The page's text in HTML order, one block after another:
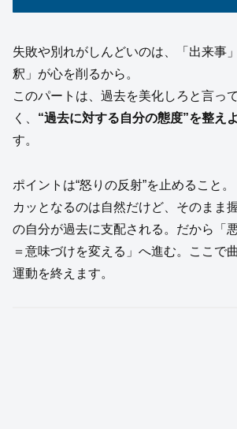
失敗や別れがしんどいのは、「出来事
釈」が心を削るから。
このパートは、過去を美化しろと言っ
く、 “過去に対する自分の態度”を整え
す。
ポイントは“怒りの反射”を止めること。
カッとなるのは自然だけど、そのまま
の自分が過去に支配される。だから「
＝意味づけを変える」へ進む。ここで
運動を終えます。